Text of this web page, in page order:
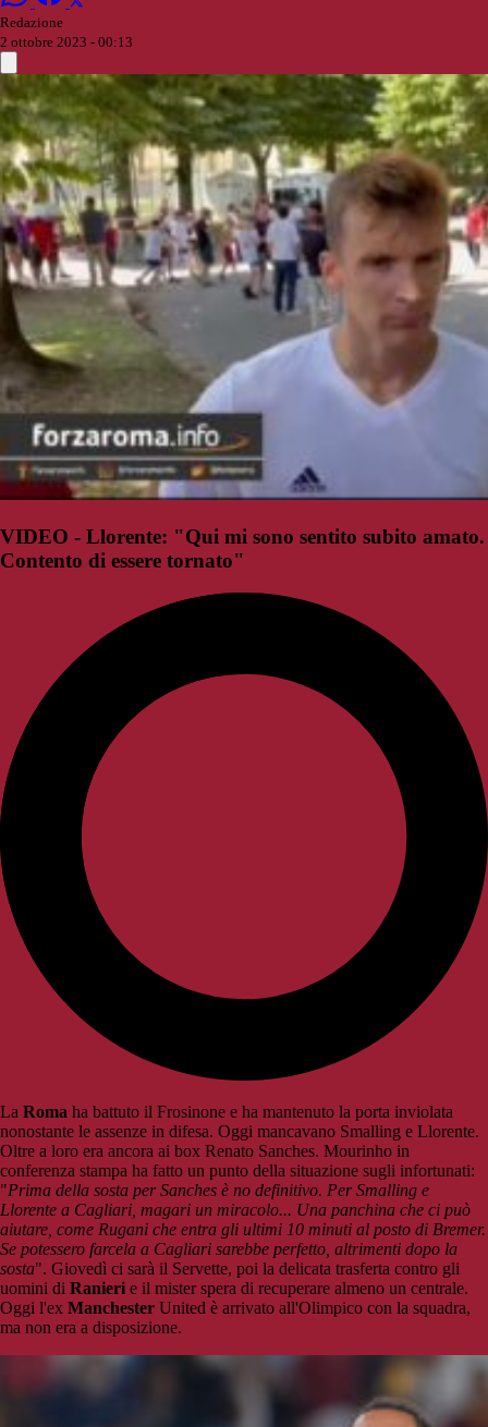
Redazione
2 ottobre 2023 - 00:13
VIDEO - Llorente: "Qui mi sono sentito subito amato.
Contento di essere tornato"
La Roma ha battuto il Frosinone e ha mantenuto la porta inviolata
nonostante le assenze in difesa. Oggi mancavano Smalling e Llorente.
Oltre a loro era ancora ai box Renato Sanches. Mourinho in
conferenza stampa ha fatto un punto della situazione sugli infortunati:
"Prima della sosta per Sanches è no definitivo. Per Smalling e
Llorente a Cagliari, magari un miracolo... Una panchina che ci può
aiutare, come Rugani che entra gli ultimi 10 minuti al posto di Bremer.
Se potessero farcela a Cagliari sarebbe perfetto, altrimenti dopo la
sosta". Giovedì ci sarà il Servette, poi la delicata trasferta contro gli
uomini di Ranieri e il mister spera di recuperare almeno un centrale.
Oggi l'ex Manchester United è arrivato all'Olimpico con la squadra,
ma non era a disposizione.